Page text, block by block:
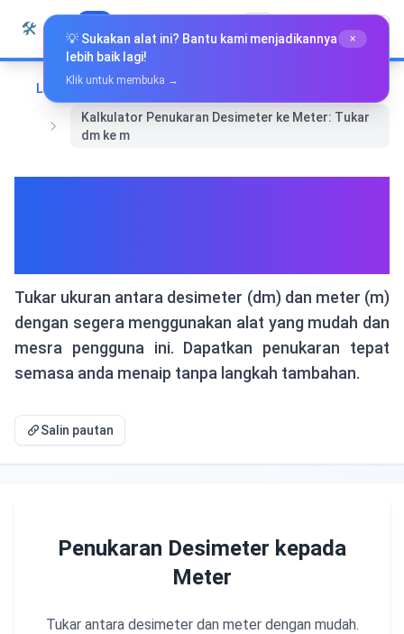
Langkau ke kandungan
🛠️ Whiz Tools Bahasa Melayu
Laman Utama
Alat-alat Penukaran
Kalkulator Penukaran Desimeter ke Meter: Tukar
dm ke m
Tukar ukuran antara desimeter (dm) dan meter (m)
dengan segera menggunakan alat yang mudah dan
mesra pengguna ini. Dapatkan penukaran tepat
semasa anda menaip tanpa langkah tambahan.
Salin pautan
Penukaran Desimeter kepada
Meter
Tukar antara desimeter dan meter dengan mudah.
💡 Sukakan alat ini? Bantu kami menjadikannya
lebih baik lagi!
×
Klik untuk membuka →